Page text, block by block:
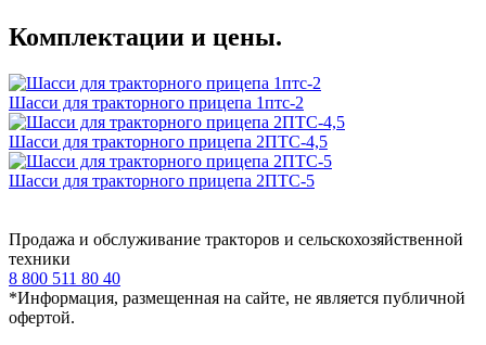
Комплектации и цены.
Шасси для тракторного прицепа 1птс-2
Шасси для тракторного прицепа 2ПТС-4,5
Шасси для тракторного прицепа 2ПТС-5
Продажа и обслуживание тракторов и сельскохозяйственной
техники
8 800 511 80 40
*Информация, размещенная на сайте, не является публичной
офертой.